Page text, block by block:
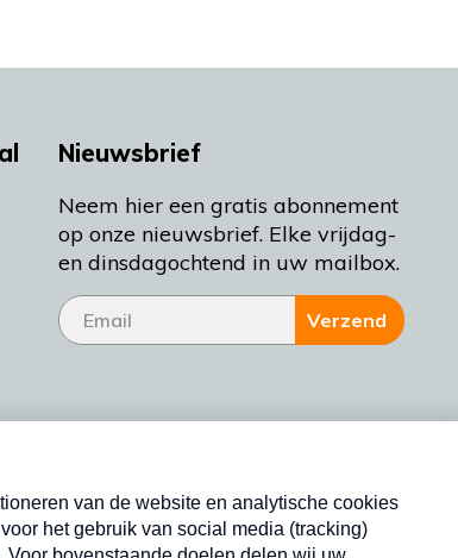
Nieuwsbrief
Neem hier een gratis abonnement
op onze nieuwsbrief. Elke vrijdag-
en dinsdagochtend in uw mailbox.
Verzend